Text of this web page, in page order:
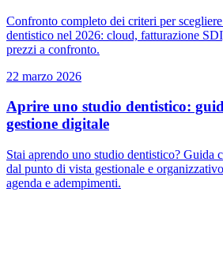
Confronto completo dei criteri per
dentistico nel 2026: cloud, fatturazione
prezzi a confronto.
22 marzo 2026
Aprire uno studio dentistico:
gestione digitale
Stai aprendo uno studio dentistico? Guida
dal punto di vista gestionale e
agenda e adempimenti.